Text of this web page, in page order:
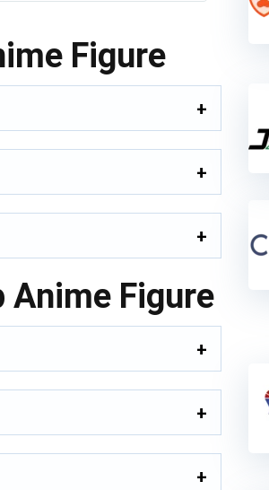
Figure
Anime Figure